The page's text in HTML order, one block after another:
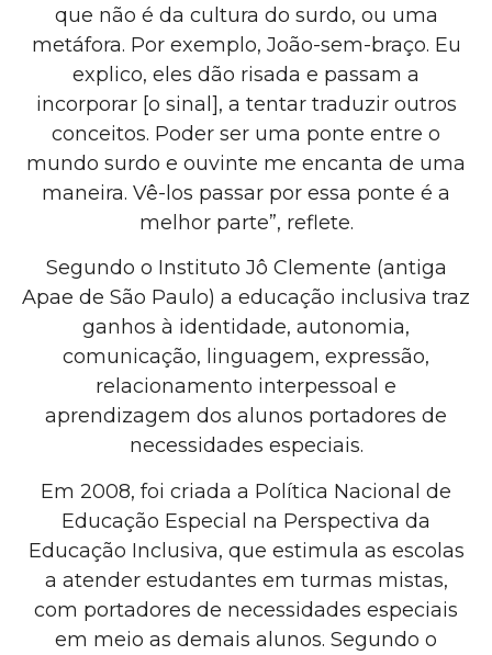
que não é da cultura do surdo, ou uma
metáfora. Por exemplo, João-sem-braço. Eu
explico, eles dão risada e passam a
incorporar [o sinal], a tentar traduzir outros
conceitos. Poder ser uma ponte entre o
mundo surdo e ouvinte me encanta de uma
maneira. Vê-los passar por essa ponte é a
melhor parte”, reflete.
Segundo o Instituto Jô Clemente (antiga
Apae de São Paulo) a educação inclusiva traz
ganhos à identidade, autonomia,
comunicação, linguagem, expressão,
relacionamento interpessoal e
aprendizagem dos alunos portadores de
necessidades especiais.
Em 2008, foi criada a Política Nacional de
Educação Especial na Perspectiva da
Educação Inclusiva, que estimula as escolas
a atender estudantes em turmas mistas,
com portadores de necessidades especiais
em meio as demais alunos. Segundo o